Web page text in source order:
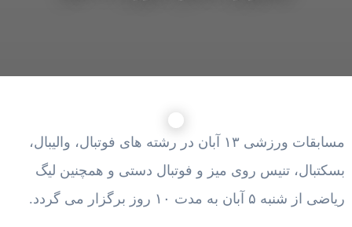
مسابقات ورزشی ۱۳ آبان در رشته های فوتبال، والیبال،
بسکتبال، تنیس روی میز و فوتبال دستی و همچنین لیگ
ریاضی از شنبه ۵ آبان به مدت ۱۰ روز برگزار می گردد.